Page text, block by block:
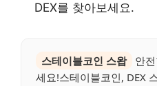
DEX를 찾아보세요.
스테이블코인 스왑
안
세요!스테이블코인, DEX